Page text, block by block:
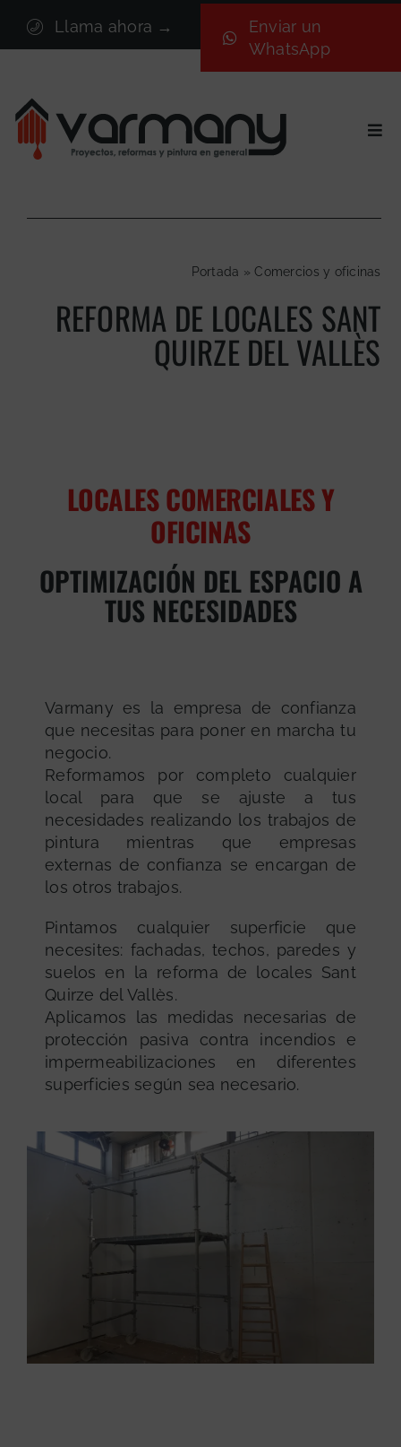
contenido
Llama ahora →
Enviar un
WhatsApp
Sectores
Nosotros
Portada »Comercios y oficinas
REFORMA DE LOCALES SANT
QUIRZE DEL VALLÈS
LOCALES COMERCIALES Y
OFICINAS
OPTIMIZACIÓN DEL ESPACIO A
TUS NECESIDADES
Varmany es la empresa de confianza
que necesitas para poner en marcha tu
negocio.
Reformamos por completo cualquier
local para que se ajuste a tus
necesidades realizando los trabajos de
pintura mientras que empresas
externas de confianza se encargan de
los otros trabajos.
Pintamos cualquier superficie que
necesites: fachadas, techos, paredes y
suelos en la reforma de locales Sant
Quirze del Vallès.
Aplicamos las medidas necesarias de
protección pasiva contra incendios e
impermeabilizaciones en diferentes
superficies según sea necesario.